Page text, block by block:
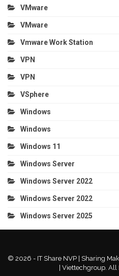
VMware
VMware
Vmware Work Station
VPN
VPN
VSphere
Windows
Windows
Windows 11
Windows Server
Windows Server 2022
Windows Server 2022
Windows Server 2025
© 2026 - IT Share NVP | Sharing
| Viettechgroup. All